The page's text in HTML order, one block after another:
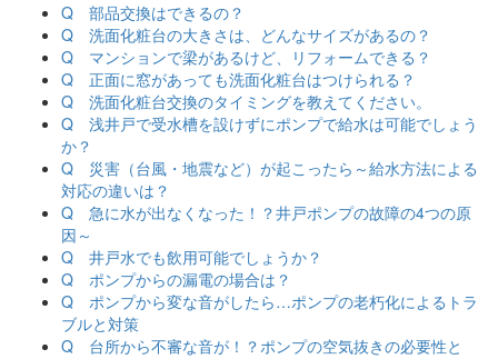
Q 部品交換はできるの？
Q 洗面化粧台の大きさは、どんなサイズがあるの？
Q マンションで梁があるけど、リフォームできる？
Q 正面に窓があっても洗面化粧台はつけられる？
Q 洗面化粧台交換のタイミングを教えてください。
Q 浅井戸で受水槽を設けずにポンプで給水は可能でしょう
か？
Q 災害（台風・地震など）が起こったら～給水方法による
対応の違いは？
Q 急に水が出なくなった！？井戸ポンプの故障の4つの原
因～
Q 井戸水でも飲用可能でしょうか？
Q ポンプからの漏電の場合は？
Q ポンプから変な音がしたら…ポンプの老朽化によるトラ
ブルと対策
Q 台所から不審な音が！？ポンプの空気抜きの必要性と